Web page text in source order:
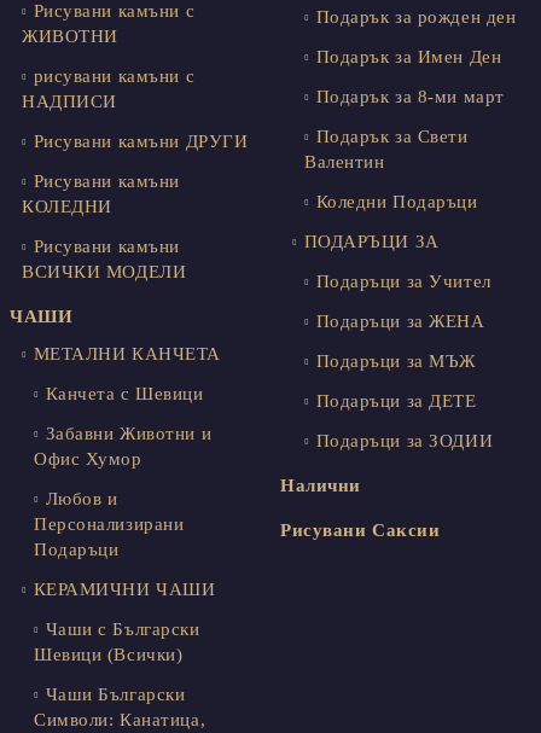
Рисувани камъни с
ЖИВОТНИ
рисувани камъни с
НАДПИСИ
Рисувани камъни ДРУГИ
Рисувани камъни
КОЛЕДНИ
Рисувани камъни
ВСИЧКИ МОДЕЛИ
ЧАШИ
МЕТАЛНИ КАНЧЕТА
Канчета с Шевици
Забавни Животни и
Офис Хумор
Любов и
Персонализирани
Подаръци
КЕРАМИЧНИ ЧАШИ
Чаши с Български
Шевици (Всички)
Чаши Български
Символи: Канатица,
Подарък за рожден ден
Подарък за Имен Ден
Подарък за 8-ми март
Подарък за Свети
Валентин
Коледни Подаръци
ПОДАРЪЦИ ЗА
Подаръци за Учител
Подаръци за ЖЕНА
Подаръци за МЪЖ
Подаръци за ДЕТЕ
Подаръци за ЗОДИИ
Налични
Рисувани Саксии